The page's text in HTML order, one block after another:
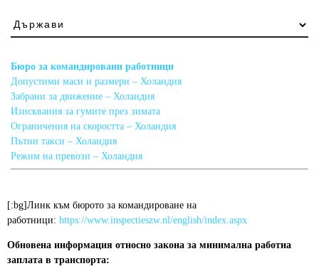
Какво
трябва
знам,
ако
пътувам
за
…
Бюро за командировани работници
Допустими маси и размери – Холандия
Забрани за движение – Холандия
Изисквания за гумите през зимата
Ограничения на скоростта – Холандия
Пътни такси – Холандия
Режим на превози – Холандия
[:bg]Линк към бюрото за командироване на
работници: https://www.inspectieszw.nl/english/index.aspx
Обновена информация относно закона за минимална работна
заплата в транспорта: